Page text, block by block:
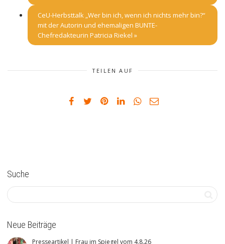
CeU-Herbsttalk „Wer bin ich, wenn ich nichts mehr bin?“
mit der Autorin und ehemaligen BUNTE-
Chefredakteurin Patricia Riekel »
TEILEN AUF
Suche
Neue Beiträge
Presseartikel | Frau im Spiegel vom 4.8.26